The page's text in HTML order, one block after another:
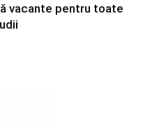
vacante pentru toate